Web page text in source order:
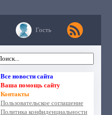
Гость
Все новости сайта
Ваша помощь сайту
Контакты
Пользовательское соглашение
Политика конфиденциальности